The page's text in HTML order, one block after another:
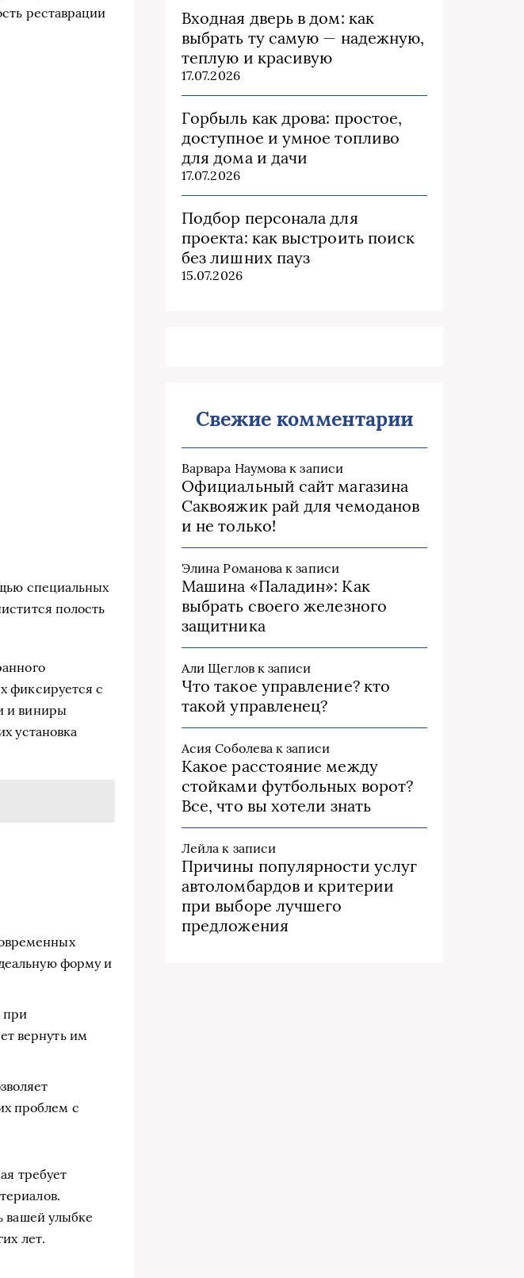
реставрации
специальных
полость
фиксируется с
и виниры
установка
форму и
при
вернуть им
проблем с
требует
вашей улыбке
лет.
Входная дверь в дом: как
выбрать ту самую — надежную,
теплую и красивую
17.07.2026
Горбыль как дрова: простое,
доступное и умное топливо
для дома и дачи
17.07.2026
Подбор персонала для
проекта: как выстроить поиск
без лишних пауз
15.07.2026
Свежие комментарии
Варвара Наумова к записи
Официальный сайт магазина
Саквояжик рай для чемоданов
и не только!
Элина Романова к записи
Машина «Паладин»: Как
выбрать своего железного
защитника
Али Щегловк записи
Что такое управление? кто
такой управленец?
Асия Соболева к записи
Какое расстояние между
стойками футбольных ворот?
Все, что вы хотели знать
Лейла к записи
Причины популярности услуг
автоломбардов и критерии
при выборе лучшего
предложения